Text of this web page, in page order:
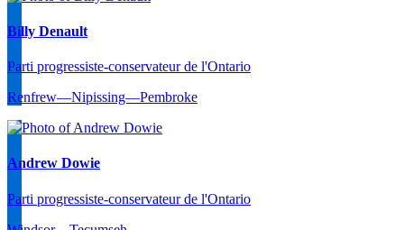
Billy Denault
Parti progressiste-conservateur de l'Ontario
Renfrew—Nipissing—Pembroke
Andrew Dowie
Parti progressiste-conservateur de l'Ontario